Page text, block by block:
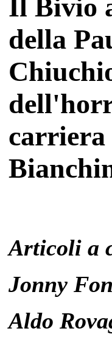
Il Bivio
della
carriera
Articoli a
Jonny
Aldo